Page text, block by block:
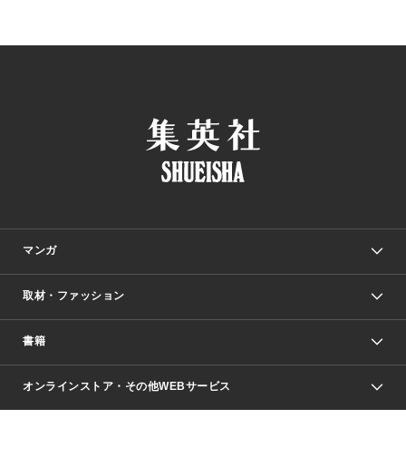
マンガ
少年マンガ
Vジャンプ
週刊ヤングジャンプ
少女マンガ
取材・ファッション
Seventeen
芸能・情報・スポーツ
書籍
文芸・文庫・総合
オンラインストア・その他WEBサービス